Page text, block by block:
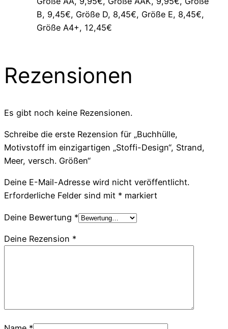
B, 9,45€, Größe D, 8,45€, Größe E, 8,45€,
Größe A4+, 12,45€
Rezensionen
Es gibt noch keine Rezensionen.
Schreibe die erste Rezension für „Buchhülle,
Motivstoff im einzigartigen „Stoffi-Design“, Strand,
Meer, versch. Größen“
Deine E-Mail-Adresse wird nicht veröffentlicht.
Erforderliche Felder sind mit * markiert
Deine Bewertung *
Deine Rezension *